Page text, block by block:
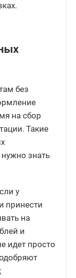
без
на сбор
Такие
знать
у
принести
на
и
идет просто